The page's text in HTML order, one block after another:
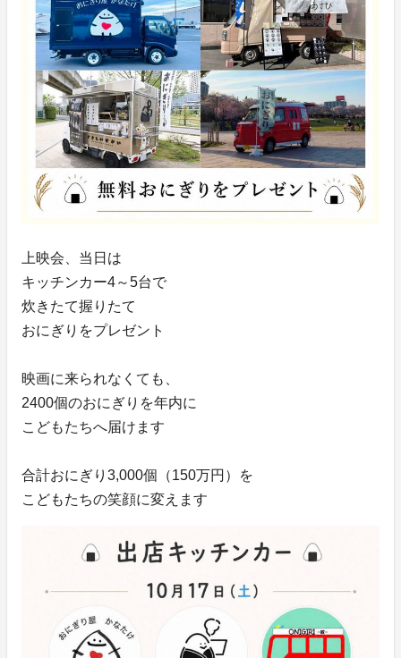
上映会、当日は
キッチンカー4～5台で
炊きたて握りたて
おにぎりをプレゼント
映画に来られなくても、
2400個のおにぎりを年内に
こどもたちへ届けます
合計おにぎり3,000個（150万円）を
こどもたちの笑顔に変えます